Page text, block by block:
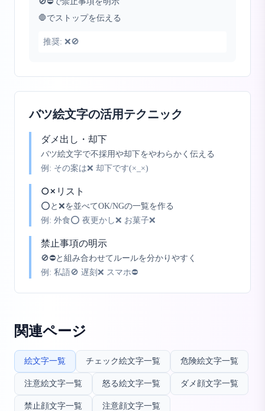
🛑でストップを伝える
推奨: ❌🚫
バツ絵文字の活用テクニック
ダメ出し・却下
バツ絵文字で不採用や却下をやわらかく伝える
例: その案は❌ 却下です(×_×)
○×リスト
⭕と❌を並べてOK/NGの一覧を作る
例: 外食⭕ 夜更かし❌ お菓子❌
禁止事項の明示
🚫⛔と組み合わせてルールを分かりやすく
例: 私語🚫 遅刻❌ スマホ⛔
関連ページ
絵文字一覧 チェック絵文字一覧 危険絵文字一覧
注意絵文字一覧 怒る絵文字一覧 ダメ顔文字一覧
禁止顔文字一覧 注意顔文字一覧